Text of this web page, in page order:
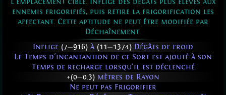
ennemis frigorifiés, puis retire la frigorification les
affectant. Cette aptitude ne peut être modifiée par
Déchaînement.
Inflige (7—916) à (11—1374) Dégâts de froid
Le Temps d'incantantion de ce Sort est ajouté à son
Temps de recharge lorsqu'il est déclenché
+(0—0.3) mètres de Rayon
Ne peut pas Frigorifier